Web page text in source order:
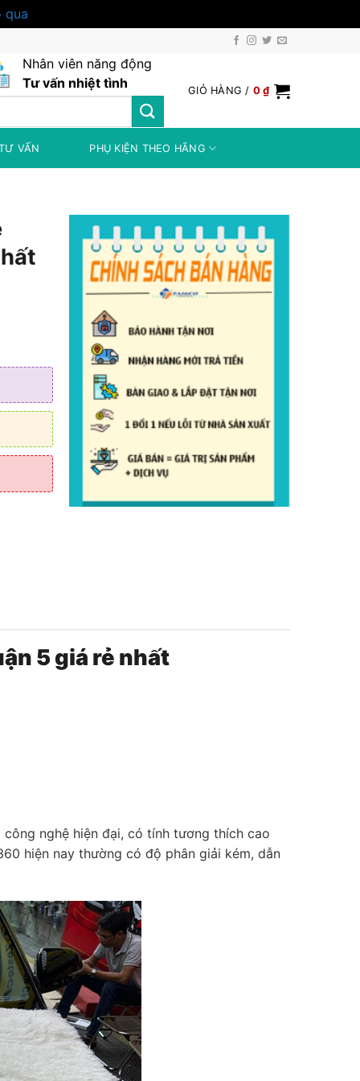
qua
Nhân viên năng động
Tư vấn nhiệt tình
GIỎ HÀNG / 0₫
VẤN PHỤ KIỆN THEO HÃNG
5 giá rẻ nhất
nghệ hiện đại, có tính tương thích cao
hiện nay thường có độ phân giải kém, dẫn